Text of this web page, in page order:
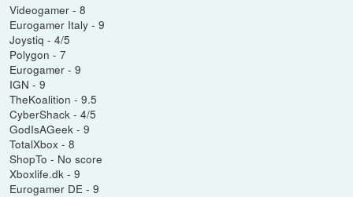
Videogamer - 8
Eurogamer Italy - 9
Joystiq - 4/5
Polygon - 7
Eurogamer - 9
IGN - 9
TheKoalition - 9.5
CyberShack - 4/5
GodIsAGeek - 9
TotalXbox - 8
ShopTo - No score
Xboxlife.dk - 9
Eurogamer DE - 9